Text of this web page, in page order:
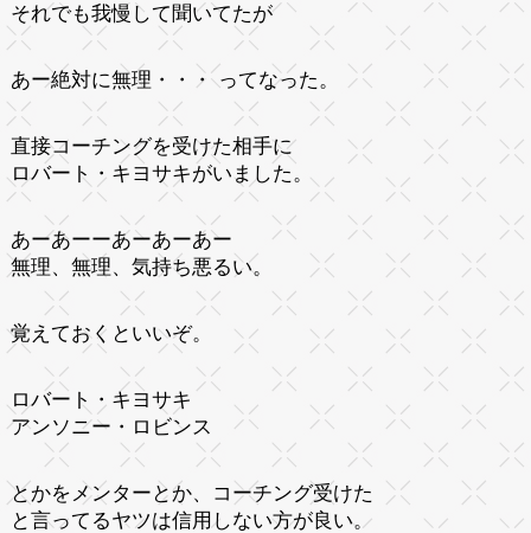
それでも我慢して聞いてたが
あー絶対に無理・・・ ってなった。
直接コーチングを受けた相手に
ロバート・キヨサキがいました。
あーあーーあーあーあー
無理、無理、気持ち悪るい。
覚えておくといいぞ。
ロバート・キヨサキ
アンソニー・ロビンス
とかをメンターとか、コーチング受けた
と言ってるヤツは信用しない方が良い。